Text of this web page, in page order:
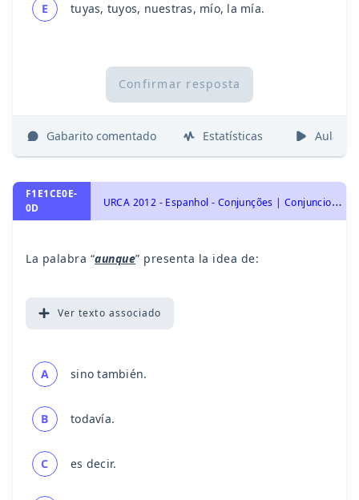
E tuyas, tuyos, nuestras, mío, la mía.
Confirmar resposta
Gabarito comentado Estatísticas Aulas
F1E1CE0E-
0D
U
RCA 2012 - Espanhol - Conjunções | Conjunciones, Significação Contextual de Palavras e Expressões | Significacción Contextual de Palabras y Expresiones, Sinônimos | Sinónimo, Vocabulário | Vocabulario
La palabra “aunque” presenta la idea de:
Ver texto associado
A sino también.
B todavía.
C es decir.